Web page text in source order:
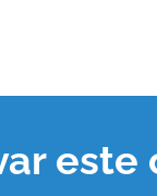
este